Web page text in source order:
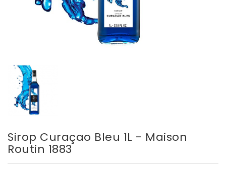
Sirop Curaçao Bleu 1L - Maison
Routin 1883